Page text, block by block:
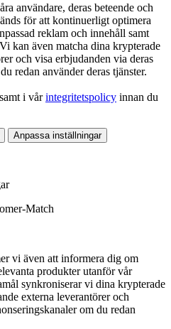
användare, deras beteende och
för att kontinuerligt optimera
reklam och innehåll samt
kan även matcha dina krypterade
och visa erbjudanden via deras
redan använder deras tjänster.
i vårintegritetspolicy innan du
Anpassa inställningar
Match
vi även att informera dig om
produkter utanför vår
synkroniserar vi dina krypterade
externa leverantörer och
om du redan